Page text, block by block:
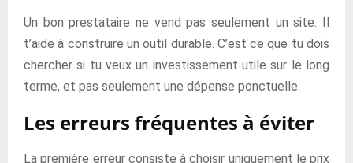
Un bon prestataire ne vend pas seulement un site. Il
t’aide à construire un outil durable. C’est ce que tu dois
chercher si tu veux un investissement utile sur le long
terme, et pas seulement une dépense ponctuelle.
Les erreurs fréquentes à éviter
La première erreur consiste à choisir uniquement le prix